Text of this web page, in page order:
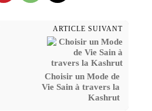
ARTICLE SUIVANT
Choisir un Mode de
Vie Sain à travers la
Kashrut